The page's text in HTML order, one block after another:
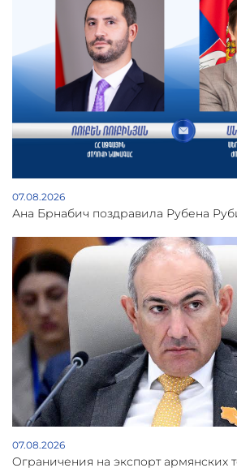
07.08.2026
Ана Брнабич поздравила Рубена
07.08.2026
Oграничения на экспорт армянских